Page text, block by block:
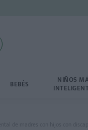
BEBÉS NIÑOS
de madres con hijos con